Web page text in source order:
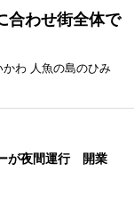
合わせ街全体で
わ 人魚の島のひみ
が夜間運行 開業